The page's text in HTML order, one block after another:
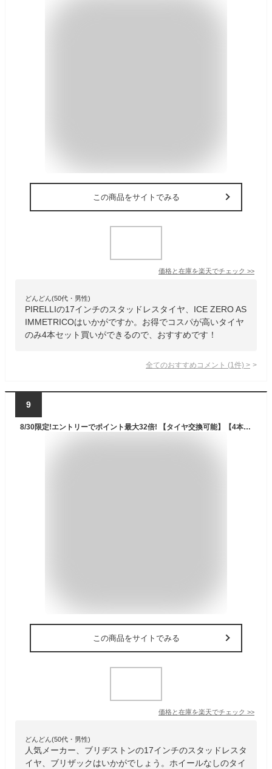
この商品をサイトでみる
価格と在庫を楽天でチェック >>
どんどん(50代・男性)
PIRELLIの17インチのスタッドレスタイヤ、ICE ZERO AS
IMMETRICOはいかがですか。お得でコスパが高いタイヤ
のみ4本セット買いができるので、おすすめです！
全てのおすすめコメント (1 件) >
9
8/30限定!エントリーでポイント最大32倍! 【タイヤ交換可能】【4本セット 送料無料】 BRIDGESTONE ブリヂストン ブリザック DM-V3 265/65R17 112Q スタッドレスタイヤ単品
この商品をサイトでみる
価格と在庫を楽天でチェック >>
どんどん(50代・男性)
人気メーカー、ブリヂストンの17インチのスタッドレスタ
イヤ、ブリザックはいかがでしょう。ホイールなしのタイ